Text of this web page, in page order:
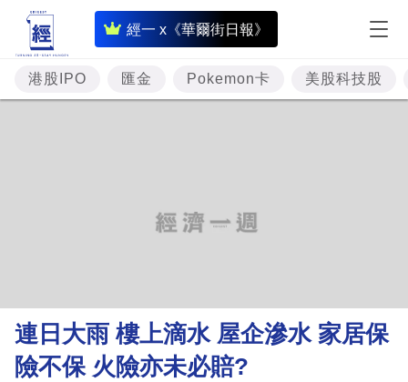
經一 x《華爾街日報》
即
時
財
經
理
財
商
港股IPO 匯金 Pokemon卡 美股科技股
連日大雨 樓上滴水 屋企滲水 家居保
險不保 火險亦未必賠?